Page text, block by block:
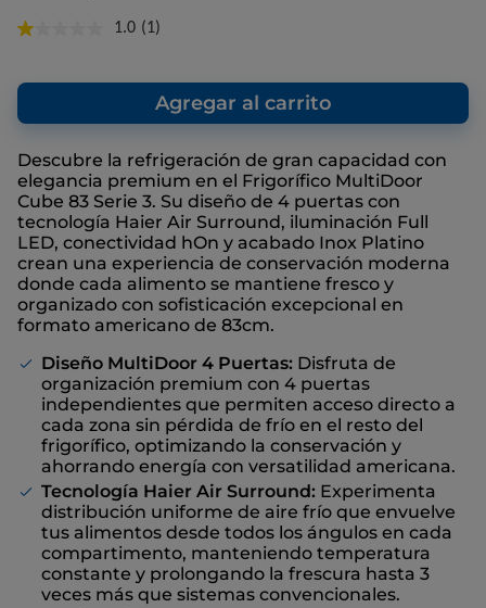
Precio más bajo de los últimos 30 días
precio más bajo de los últimos 30 días.
1.0 Lea
Enlace
en
la
página.
(1)
Agregar al carrito
Descubre la refrigeración de gran capacidad con
elegancia premium en el Frigorífico MultiDoor
Cube 83 Serie 3. Su diseño de 4 puertas con
tecnología Haier Air Surround, iluminación Full
LED, conectividad hOn y acabado Inox Platino
crean una experiencia de conservación moderna
donde cada alimento se mantiene fresco y
organizado con sofisticación excepcional en
formato americano de 83cm.
Diseño MultiDoor 4 Puertas: Disfruta de
organización premium con 4 puertas
independientes que permiten acceso directo a
cada zona sin pérdida de frío en el resto del
frigorífico, optimizando la conservación y
ahorrando energía con versatilidad americana.
Tecnología Haier Air Surround: Experimenta
distribución uniforme de aire frío que envuelve
tus alimentos desde todos los ángulos en cada
compartimento, manteniendo temperatura
constante y prolongando la frescura hasta 3
veces más que sistemas convencionales.